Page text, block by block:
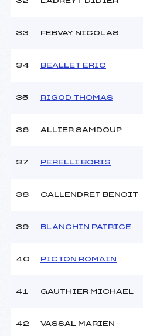
33 FEBVAY NICOLAS
34 BEALLET ERIC
35 RIGOD THOMAS
36 ALLIER SAMDOUP
37 PERELLI BORIS
38 CALLENDRET BENOIT
39 BLANCHIN PATRICE
40 PICTON ROMAIN
41 GAUTHIER MICHAEL
42 VASSAL MARIEN